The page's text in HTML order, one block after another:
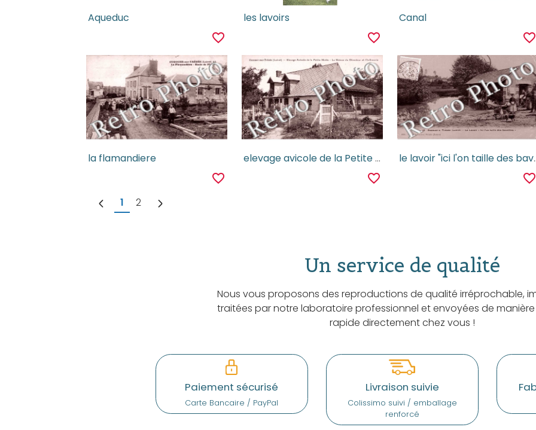
Aqueduc
favorite_border
les lavoirs
favorite_border
Canal
favorite_border
la flamandiere
favorite_border
elevage avicole de la Petite Motte
favorite_border
le lavoir
favorite_border
1 2
Un service de qualité
Nous vous proposons des reproductions de qualité irréprochable,
traitées par notre laboratoire professionnel et envoyées de
rapide directement chez vous !
Paiement sécurisé
Carte Bancaire / PayPal
Livraison suivie
Colissimo suivi / emballage
renforcé